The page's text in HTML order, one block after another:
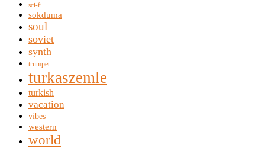
sci-fi
sokduma
soul
soviet
synth
trumpet
turkaszemle
turkish
vacation
vibes
western
world